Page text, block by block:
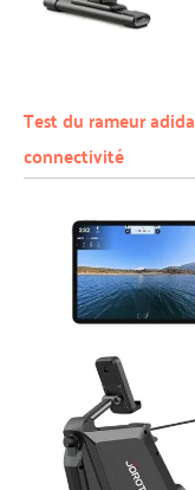
Test du rameur
connectivité